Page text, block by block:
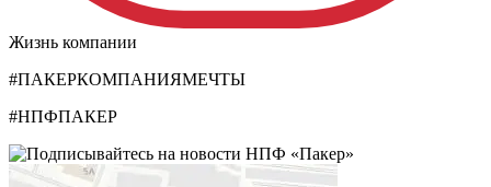
Жизнь компании
#ПАКЕРКОМПАНИЯМЕЧТЫ
#НПФПАКЕР